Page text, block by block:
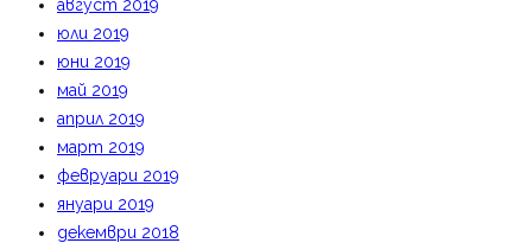
август 2019
юли 2019
юни 2019
май 2019
април 2019
март 2019
февруари 2019
януари 2019
декември 2018